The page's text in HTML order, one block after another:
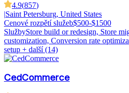
4.9(857)
|Saint Petersburg, United States
Cenové rozpětí služeb$500-$1500
SlužbyStore build or redesign, Store
customization, Conversion rate
setup + další (14)
CedCommerce